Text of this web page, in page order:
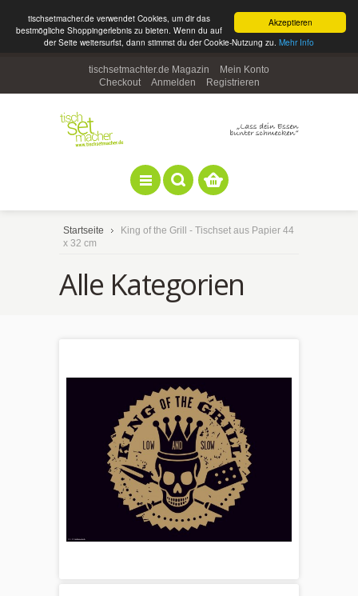
Akzeptieren
tischsetmacher.de verwendet Cookies, um dir das
bestmögliche Shoppingerlebnis zu bieten. Wenn du auf
der Seite weitersurfst, dann stimmst du der Cookie-Nutzung zu. Mehr Info
tischsetmachter.de Magazin
Mein Konto
Checkout
Anmelden Registrieren
Startseite
King of the Grill - Tischset aus Papier 44
x 32 cm
Alle Kategorien